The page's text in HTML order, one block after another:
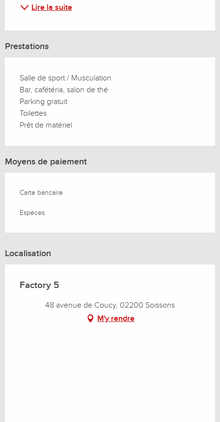
Lire la suite
Prestations
Salle de sport / Musculation
Bar, cafétéria, salon de thé
Parking gratuit
Toilettes
Prêt de matériel
Moyens de paiement
Carte bancaire
Espèces
Localisation
Factory 5
48 avenue de Coucy, 02200 Soissons
M'y rendre